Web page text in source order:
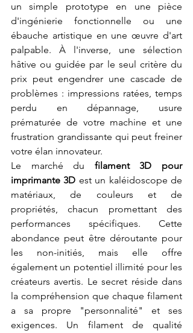
un simple prototype en une pièce
d'ingénierie fonctionnelle ou une
ébauche artistique en une œuvre d'art
palpable. À l'inverse, une sélection
hâtive ou guidée par le seul critère du
prix peut engendrer une cascade de
problèmes : impressions ratées, temps
perdu en dépannage, usure
prématurée de votre machine et une
frustration grandissante qui peut freiner
votre élan innovateur.
Le marché du filament 3D pour
imprimante 3D est un kaléidoscope de
matériaux, de couleurs et de
propriétés, chacun promettant des
performances spécifiques. Cette
abondance peut être déroutante pour
les non-initiés, mais elle offre
également un potentiel illimité pour les
créateurs avertis. Le secret réside dans
la compréhension que chaque filament
a sa propre "personnalité" et ses
exigences. Un filament de qualité